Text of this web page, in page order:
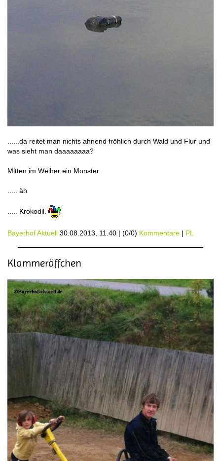
......da reitet man nichts ahnend fröhlich durch Wald und Flur und
was sieht man daaaaaaaa?
Mitten im Weiher ein Monster
..... äh
..... Krokodil.
Bayerhof Aktuell 30.08.2013, 11.40 | (0/0) Kommentare | PL
Klammeräffchen